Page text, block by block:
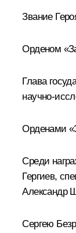
Звание
Орденом
Глава
научно-
Орденами
Среди
Гергиев,
Александр
Сергею